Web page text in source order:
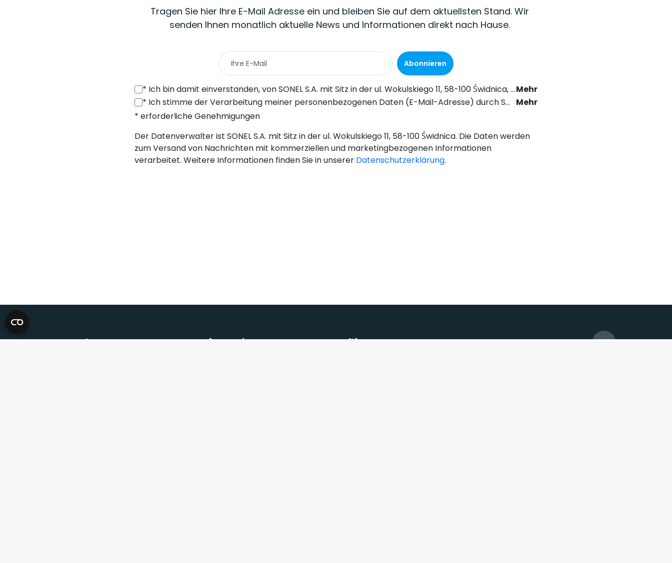
Tragen Sie hier Ihre E-Mail Adresse ein und bleiben Sie auf dem aktuellsten Stand. Wir
senden Ihnen monatlich aktuelle News und Informationen direkt nach Hause.
Abonnieren
* Ich bin damit einverstanden, von SONEL S.A. mit Sitz in der ul. Wokulskiego 11, 58-100 Świdnica, kommerzielle Informationen auf elektronischem Wege (an die angegebene E-Mail-Adresse) zu Marketingzwecken gemäß Art. 398 des Gesetzes vom 12. Juli 2024 über das Recht der elektronischen Kommunikation zu erhalten.
Mehr
* Ich stimme der Verarbeitung meiner personenbezogenen Daten (E-Mail-Adresse) durch SONEL S.A. mit Sitz in ul. Wokulskiego 11, 58-100 Świdnica, zum Zwecke des Versands eines Newsletters mit kommerziellen und marketingbezogenen Informationen gemäß Art. 6 Abs. 1 Buchstabe a) der Datenschutz-Grundverordnung (DSGVO).
Mehr
* erforderliche Genehmigungen
Der Datenverwalter ist SONEL S.A. mit Sitz in der ul. Wokulskiego 11, 58-100 Świdnica. Die Daten werden
zum Versand von Nachrichten mit kommerziellen und marketingbezogenen Informationen
verarbeitet. Weitere Informationen finden Sie in unserer Datenschutzerklärung.
Kontakt Informationen Hilfe Partner